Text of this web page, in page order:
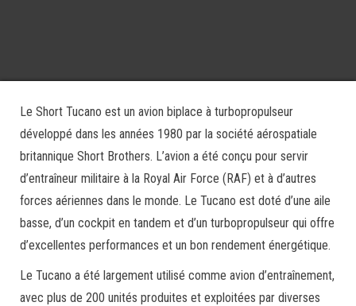
Le Short Tucano est un avion biplace à turbopropulseur
développé dans les années 1980 par la société aérospatiale
britannique Short Brothers. L’avion a été conçu pour servir
d’entraîneur militaire à la Royal Air Force (RAF) et à d’autres
forces aériennes dans le monde. Le Tucano est doté d’une aile
basse, d’un cockpit en tandem et d’un turbopropulseur qui offre
d’excellentes performances et un bon rendement énergétique.
Le Tucano a été largement utilisé comme avion d’entraînement,
avec plus de 200 unités produites et exploitées par diverses